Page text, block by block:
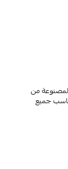
من
جميع